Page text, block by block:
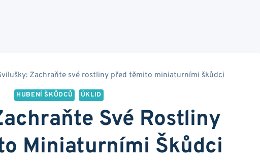
Zachraňte své rostliny před těmito miniaturními škůdci
HUBENÍ ŠKŮDCŮ ÚKLID
Své Rostliny
Miniaturními Škůdci